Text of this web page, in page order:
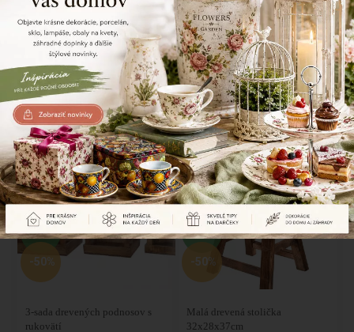
Šperkovnička 8x17x12 cm
14,20 €
20,28€
-30%
SKLADOM
Drevená Dóza 13x13x18 cm
12,30 €
17,58€
-30%
AKCIA
SKLADOM
3-sada drevených podnosov s
rukovätí
-50%
AKCIA
SKLADOM
Malá drevená stolička
32x28x37cm
-50%